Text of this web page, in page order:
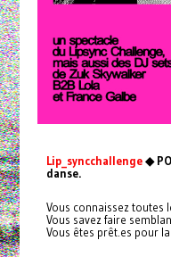
Lip_syncchallenge◆
danse.
Vous connaissez toutes
Vous savez faire
Vous êtes prêt.es pour la